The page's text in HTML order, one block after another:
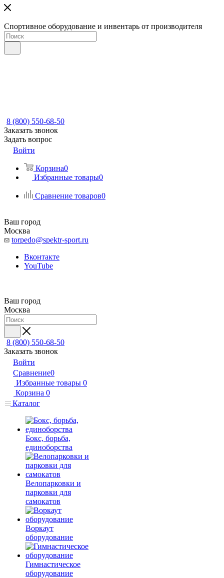
Спортивное оборудование и инвентарь от производителя
8 (800) 550-68-50
Заказать звонок
Задать вопрос
Войти
Корзина0
Избранные товары0
Сравнение товаров0
Ваш город
Москва
torpedo@spektr-sport.ru
Вконтакте
YouTube
Ваш город
Москва
8 (800) 550-68-50
Заказать звонок
Войти
Сравнение0
Избранные товары 0
Корзина 0
Каталог
Бокс, борьба,
единоборства
Велопарковки и
парковки для
самокатов
Воркаут
оборудование
Гимнастическое
оборудование